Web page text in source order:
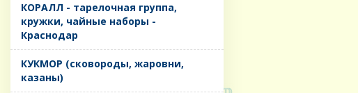
КОРАЛЛ - тарелочная группа,
кружки, чайные наборы -
Краснодар
КУКМОР (сковороды, жаровни,
казаны)